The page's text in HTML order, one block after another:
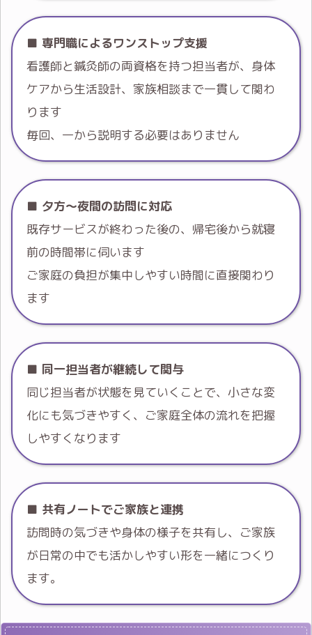
■ 専門職によるワンストップ支援
看護師と鍼灸師の両資格を持つ担当者が、身体
ケアから生活設計、家族相談まで一貫して関わ
ります
毎回、一から説明する必要はありません
■ 夕方～夜間の訪問に対応
既存サービスが終わった後の、帰宅後から就寝
前の時間帯に伺います
ご家庭の負担が集中しやすい時間に直接関わり
ます
■ 同一担当者が継続して関与
同じ担当者が状態を見ていくことで、小さな変
化にも気づきやすく、ご家庭全体の流れを把握
しやすくなります
■ 共有ノートでご家族と連携
訪問時の気づきや身体の様子を共有し、ご家族
が日常の中でも活かしやすい形を一緒につくり
ます。